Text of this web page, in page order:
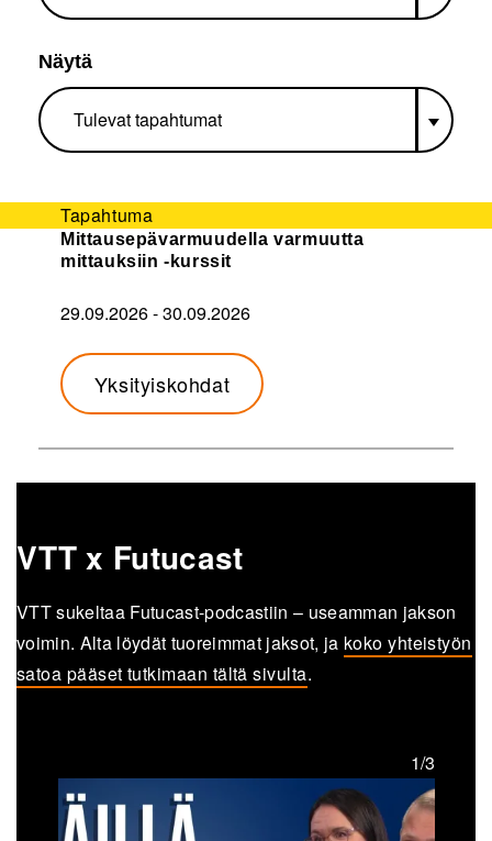
Näytä
Tapahtuma
Mittausepävarmuudella varmuutta
mittauksiin -kurssit
29.09.2026-30.09.2026
Yksityiskohdat
VTT x Futucast
VTT sukeltaa Futucast-podcastiin – useamman jakson
voimin. Alta löydät tuoreimmat jaksot, ja koko yhteistyön
satoa pääset tutkimaan tältä sivulta.
1/3